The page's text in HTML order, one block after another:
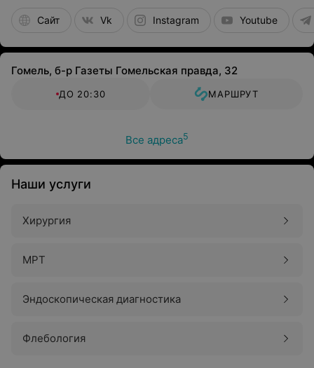
Сайт Vk Instagram Youtube
Гомель, б-р Газеты Гомельская правда, 32
ДО 20:30 МАРШРУТ
Все адреса5
Наши услуги
Хирургия
МРТ
Эндоскопическая диагностика
Флебология